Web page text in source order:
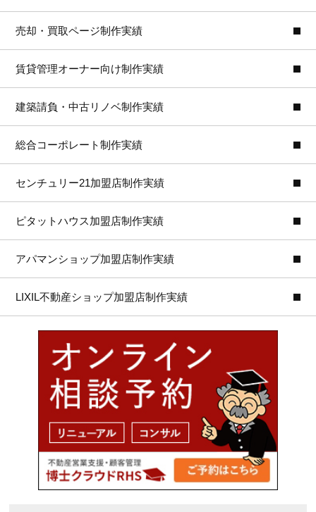
売却・買取ページ制作実績
賃貸管理オーナー向け制作実績
建築請負・中古リノベ制作実績
総合コーポレート制作実績
センチュリー21加盟店制作実績
ピタットハウス加盟店制作実績
アパマンショップ加盟店制作実績
LIXIL不動産ショップ加盟店制作実績